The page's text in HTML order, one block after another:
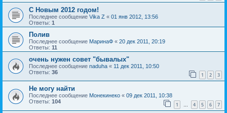
С Новым 2012 годом!
Последнее сообщение Vika Z « 01 янв 2012, 13:56
Ответы: 1
Полив
Последнее сообщение МаринаФ « 20 дек 2011, 20:19
Ответы: 11
очень нужен совет "бывалых"
Последнее сообщение naduha « 11 дек 2011, 10:50
Ответы: 36 1 2 3
Не могу найти
Последнее сообщение Монекинеко « 09 дек 2011, 10:38
Ответы: 104 1 … 4 5 6 7